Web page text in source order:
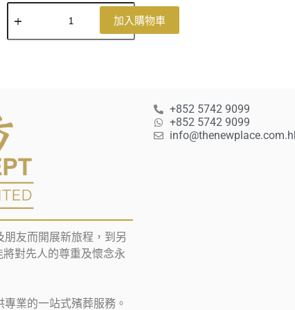
加入購物車
友而開展新旅程，到另
將對先人的尊重及懷念永
業的一站式殯葬服務。
+852 5742 9099
+852 5742 9099